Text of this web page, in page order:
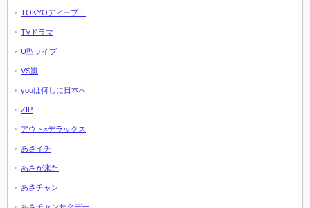
TOKYOディープ！
TVドラマ
U型ライブ
VS嵐
youは何しに日本へ
ZIP
アウト×デラックス
あさイチ
あさが来た
あさチャン